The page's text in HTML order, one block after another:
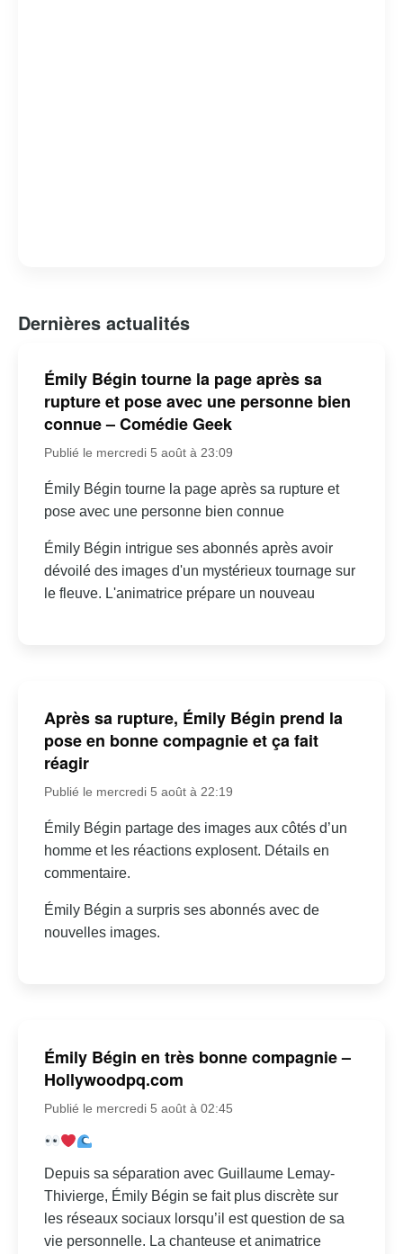
Dernières actualités
Émily Bégin tourne la page après sa
rupture et pose avec une personne bien
connue – Comédie Geek
Publié le mercredi 5 août à 23:09
Émily Bégin tourne la page après sa rupture et
pose avec une personne bien connue
Émily Bégin intrigue ses abonnés après avoir
dévoilé des images d'un mystérieux tournage sur
le fleuve. L'animatrice prépare un nouveau
Après sa rupture, Émily Bégin prend la
pose en bonne compagnie et ça fait
réagir
Publié le mercredi 5 août à 22:19
Émily Bégin partage des images aux côtés d’un
homme et les réactions explosent. Détails en
commentaire.
Émily Bégin a surpris ses abonnés avec de
nouvelles images.
Émily Bégin en très bonne compagnie –
Hollywoodpq.com
Publié le mercredi 5 août à 02:45
Depuis sa séparation avec Guillaume Lemay-
Thivierge, Émily Bégin se fait plus discrète sur
les réseaux sociaux lorsqu’il est question de sa
vie personnelle. La chanteuse et animatrice